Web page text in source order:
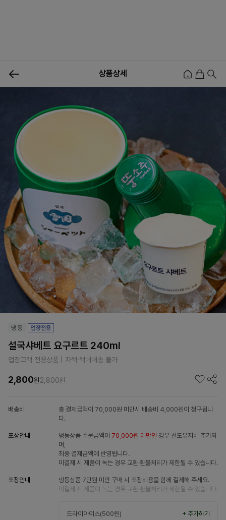
상품상세
설국샤베트 요구르트 240ml
업장고객 전용상품 | 자택·택배배송 불가
2,800원2,800원
배송비
총 결제금액이 70,000원 미만시 배송비 4,000원이 청구됩니
다.
포장안내 냉동상품 주문금액이 70,000원 미만인 경우 선도유지비 추가되
며,
최종 결제금액에 반영됩니다.
미결제 시 제품이 녹는 경우 교환·환불처리가 제한될 수 있습니다.
포장안내
냉동상품 7만원 미만 구매 시 포장비용을 함께 결제해 주세요.
미결제 시 제품이 녹는 경우 교환·환불처리가 제한될 수 있습니다.
드라이아이스(500원) + 추가하기